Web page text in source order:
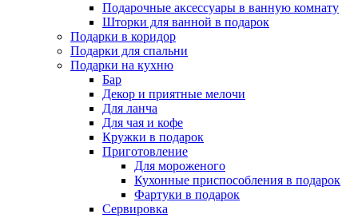
Подарочные аксессуары в ванную комнату
Шторки для ванной в подарок
Подарки в коридор
Подарки для спальни
Подарки на кухню
Бар
Декор и приятные мелочи
Для ланча
Для чая и кофе
Кружки в подарок
Приготовление
Для мороженого
Кухонные приспособления в подарок
Фартуки в подарок
Сервировка